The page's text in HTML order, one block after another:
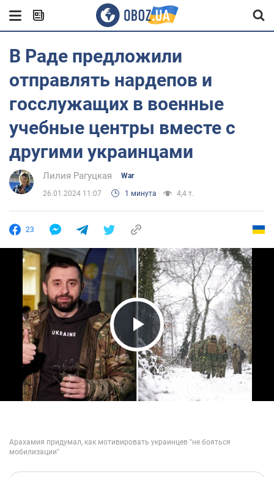
В Раде предложили
отправлять нардепов и
госслужащих в военные
учебные центры вместе с
другими украинцами
Лилия Рагуцкая War
26.01.2024 11:07 1 минута 4,4 т.
23
Play Video